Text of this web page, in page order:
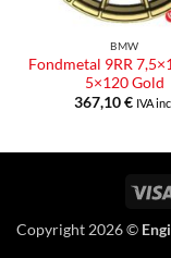
BMW
Fondmetal 9RR
5×120 Gold
367,10€ IVA incl.
Copyright 2026 ©